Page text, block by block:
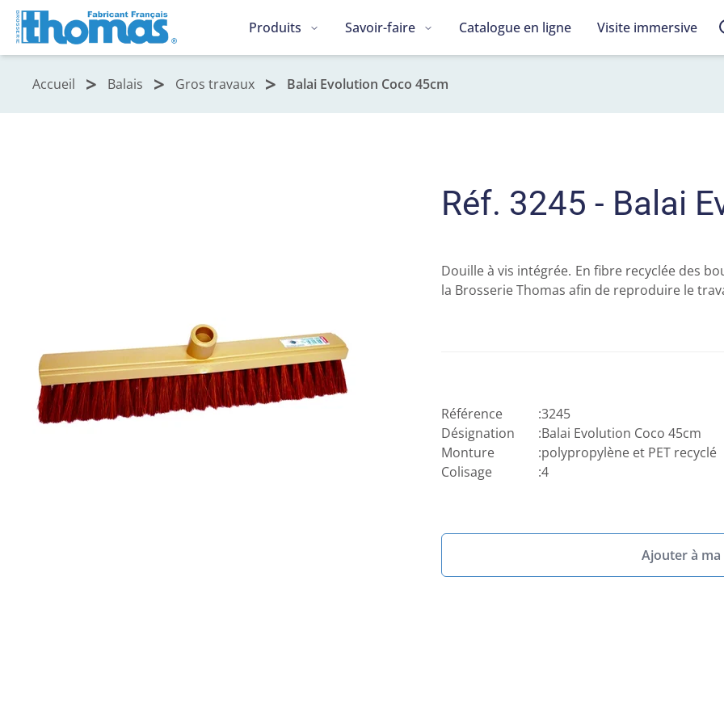
Produits Savoir-faire Catalogue en ligne Visite immersive
Accueil Balais Gros travaux Balai Evolution Coco 45cm
Réf. 3245 - Balai
Douille à vis intégrée. En fibre recyclée des
la Brosserie Thomas afin de reproduire le
Référence :3245
Désignation
:Balai Evolution Coco 45cm
Monture
:polypropylène et PET recyclé
Colisage
:4
Ajouter à